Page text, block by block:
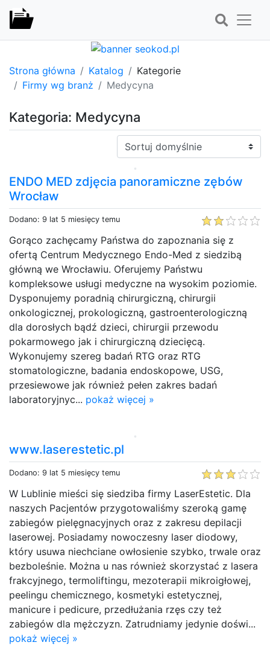
Strona główna Katalog
Kategorie
Firmy wg branż
Medycyna
Kategoria: Medycyna
Sortuj:
ENDO MED zdjęcia panoramiczne zębów
Wrocław
Dodano: 9 lat 5 miesięcy temu
Gorąco zachęcamy Państwa do zapoznania się z
ofertą Centrum Medycznego Endo-Med z siedzibą
główną we Wrocławiu. Oferujemy Państwu
kompleksowe usługi medyczne na wysokim poziomie.
Dysponujemy poradnią chirurgiczną, chirurgii
onkologicznej, prokologiczną, gastroenterologiczną
dla dorosłych bądź dzieci, chirurgii przewodu
pokarmowego jak i chirurgiczną dziecięcą.
Wykonujemy szereg badań RTG oraz RTG
stomatologiczne, badania endoskopowe, USG,
przesiewowe jak również pełen zakres badań
laboratoryjnyc... pokaż więcej »
www.laserestetic.pl
Dodano: 9 lat 5 miesięcy temu
W Lublinie mieści się siedziba firmy LaserEstetic. Dla
naszych Pacjentów przygotowaliśmy szeroką gamę
zabiegów pielęgnacyjnych oraz z zakresu depilacji
laserowej. Posiadamy nowoczesny laser diodowy,
który usuwa niechciane owłosienie szybko, trwale oraz
bezboleśnie. Można u nas również skorzystać z lasera
frakcyjnego, termoliftingu, mezoterapii mikroigłowej,
peelingu chemicznego, kosmetyki estetycznej,
manicure i pedicure, przedłużania rzęs czy też
zabiegów dla mężczyzn. Zatrudniamy jedynie doświ...
pokaż więcej »